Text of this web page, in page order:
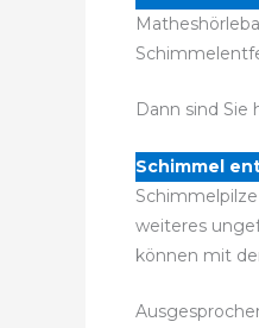
Dann sind
Schimmel
weiteres
können mit